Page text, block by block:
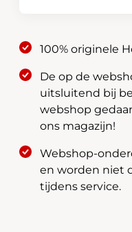
600
100% originele
De op de
uitsluitend bij
webshop
ons magazijn!
Webshop-
en worden niet
tijdens service.